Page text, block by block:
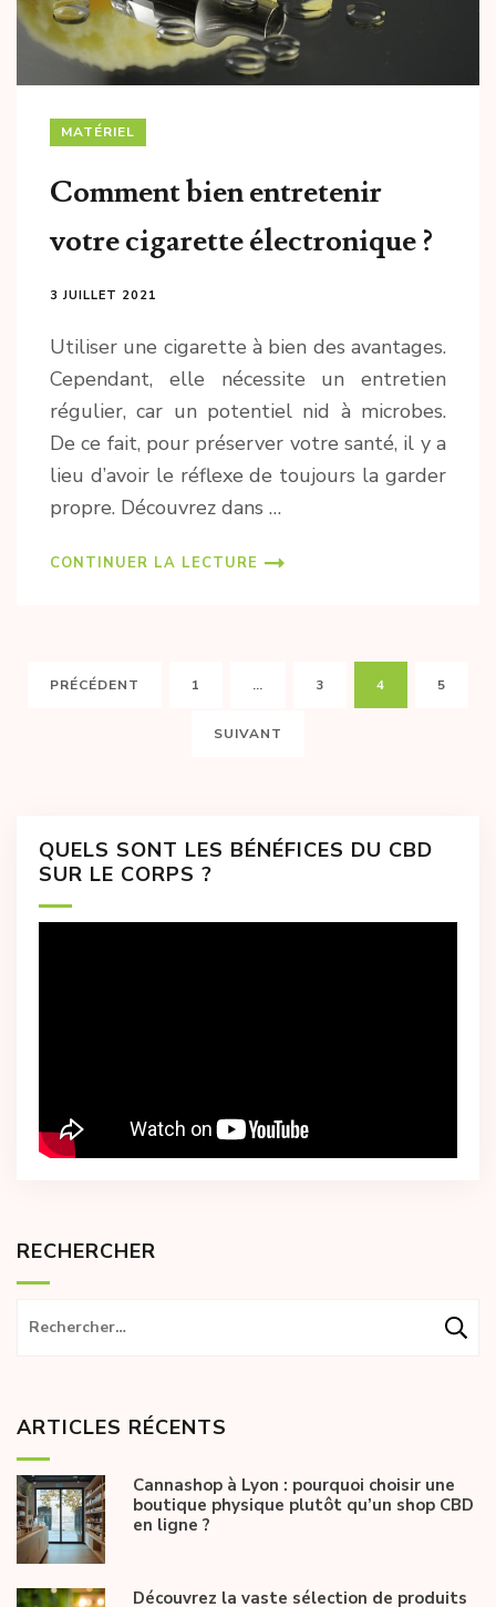
MATÉRIEL
Comment bien entretenir
votre cigarette électronique ?
3 JUILLET 2021
Utiliser une cigarette à bien des avantages.
Cependant, elle nécessite un entretien
régulier, car un potentiel nid à microbes.
De ce fait, pour préserver votre santé, il y a
lieu d’avoir le réflexe de toujours la garder
propre. Découvrez dans …
CONTINUER LA LECTURE
Pagination
PRÉCÉDENT PAGE
1 … PAGE
3 PAGE
4 PAGE
5
SUIVANT
QUELS SONT LES BÉNÉFICES DU CBD
SUR LE CORPS ?
RECHERCHER
Rechercher :
ARTICLES RÉCENTS
Cannashop à Lyon : pourquoi choisir une
boutique physique plutôt qu’un shop CBD
en ligne ?
Découvrez la vaste sélection de produits